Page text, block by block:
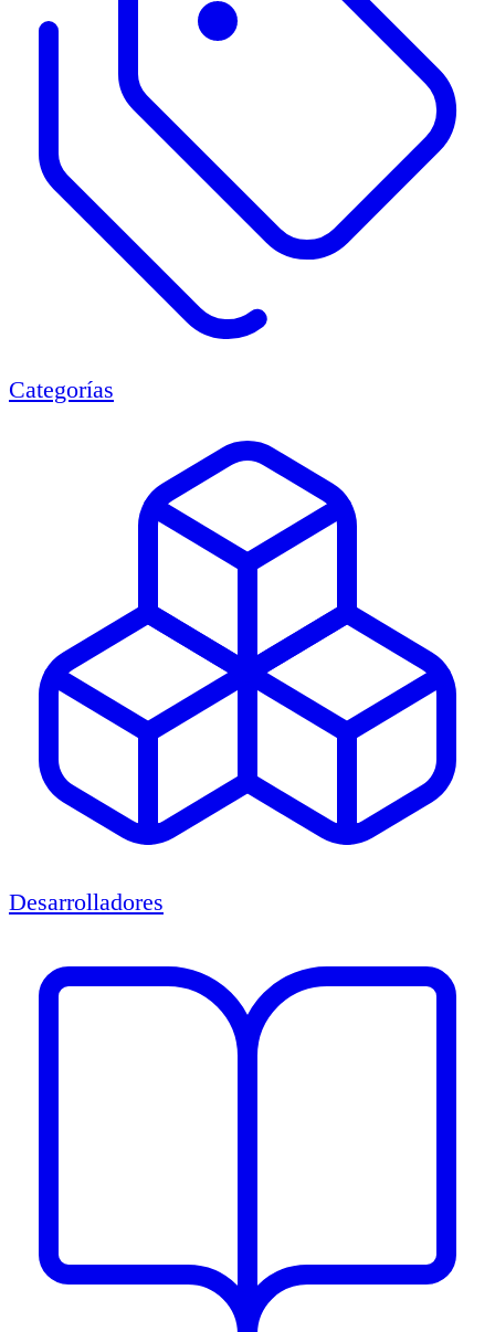
Categorías
Desarrolladores